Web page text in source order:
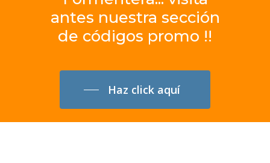
antes nuestra sección
de códigos promo !!
Haz click aquí